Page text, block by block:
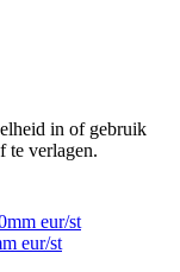
in of gebruik
te verlagen.
eur/st